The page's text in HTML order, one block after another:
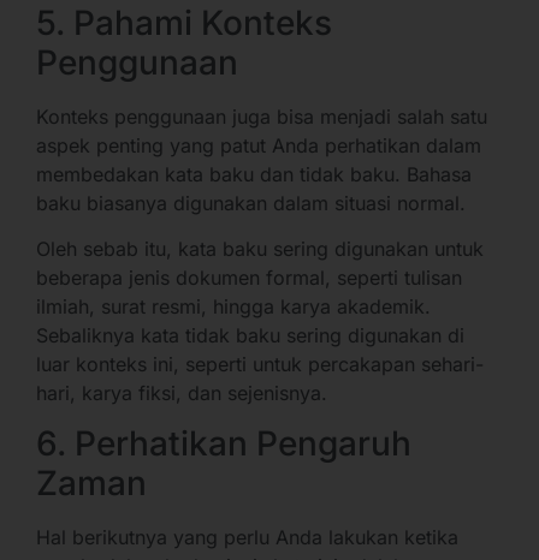
5. Pahami Konteks
Penggunaan
Konteks penggunaan juga bisa menjadi salah satu
aspek penting yang patut Anda perhatikan dalam
membedakan kata baku dan tidak baku. Bahasa
baku biasanya digunakan dalam situasi normal.
Oleh sebab itu, kata baku sering digunakan untuk
beberapa jenis dokumen formal, seperti tulisan
ilmiah, surat resmi, hingga karya akademik.
Sebaliknya kata tidak baku sering digunakan di
luar konteks ini, seperti untuk percakapan sehari-
hari, karya fiksi, dan sejenisnya.
6. Perhatikan Pengaruh
Zaman
Hal berikutnya yang perlu Anda lakukan ketika